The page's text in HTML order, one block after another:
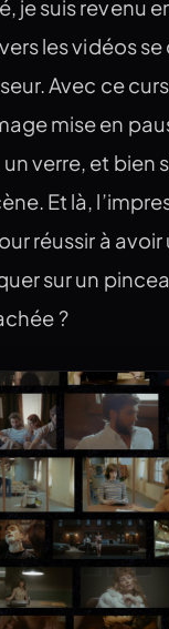
je suis revenu
les vidéos
Avec ce
mise en
verre, et bien
Et là,
réussir à avoir
sur un
?